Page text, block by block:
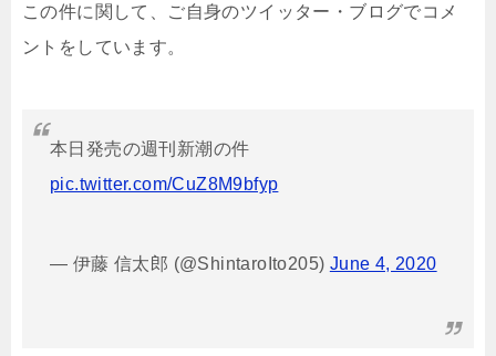
この件に関して、ご自身のツイッター・ブログでコメ
ントをしています。
本日発売の週刊新潮の件
pic.twitter.com/CuZ8M9bfyp
— 伊藤 信太郎 (@ShintaroIto205) June 4, 2020